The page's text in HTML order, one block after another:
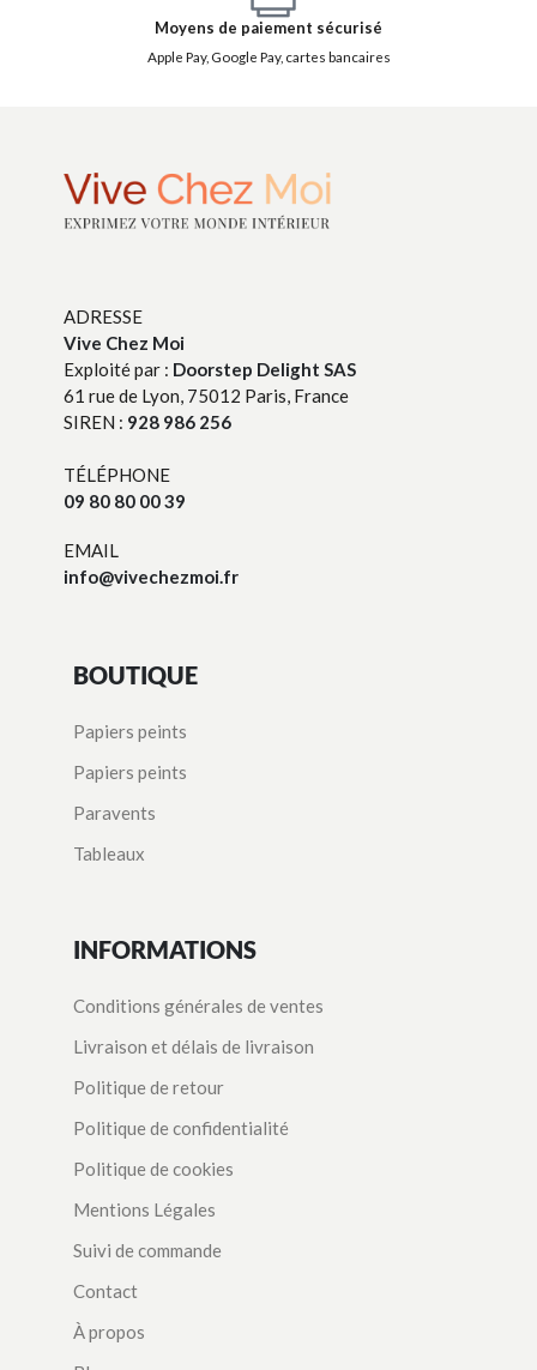
Moyens de paiement sécurisé
Apple Pay, Google Pay, cartes bancaires
ADRESSE
Vive Chez Moi
Exploité par : Doorstep Delight SAS
61 rue de Lyon, 75012 Paris, France
SIREN : 928 986 256
TÉLÉPHONE
09 80 80 00 39
EMAIL
info@vivechezmoi.fr
BOUTIQUE
Papiers peints
Papiers peints
Paravents
Tableaux
INFORMATIONS
Conditions générales de ventes
Livraison et délais de livraison
Politique de retour
Politique de confidentialité
Politique de cookies
Mentions Légales
Suivi de commande
Contact
À propos